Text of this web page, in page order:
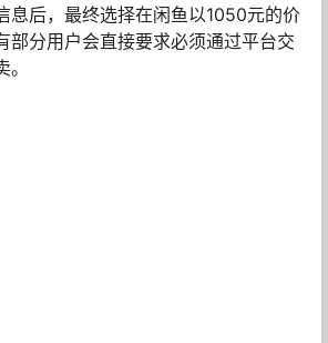
息后，最终选择在闲鱼以1050元的价
部分用户会直接要求必须通过平台交